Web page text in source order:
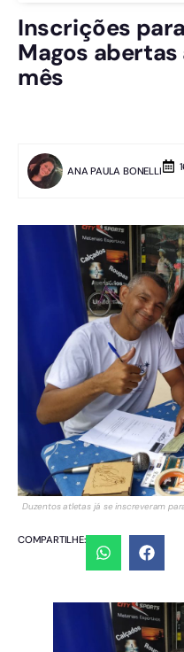
Inscrições
Magos
mês
ANA PAULA BONELLI
Duzentos atletas já se inscreveram
COMPARTILHE: